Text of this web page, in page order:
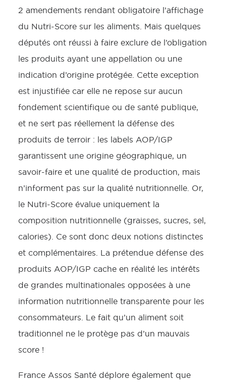
2 amendements rendant obligatoire l’affichage
du Nutri-Score sur les aliments. Mais quelques
députés ont réussi à faire exclure de l’obligation
les produits ayant une appellation ou une
indication d’origine protégée. Cette exception
est injustifiée car elle ne repose sur aucun
fondement scientifique ou de santé publique,
et ne sert pas réellement la défense des
produits de terroir : les labels AOP/IGP
garantissent une origine géographique, un
savoir-faire et une qualité de production, mais
n’informent pas sur la qualité nutritionnelle. Or,
le Nutri-Score évalue uniquement la
composition nutritionnelle (graisses, sucres, sel,
calories). Ce sont donc deux notions distinctes
et complémentaires. La prétendue défense des
produits AOP/IGP cache en réalité les intérêts
de grandes multinationales opposées à une
information nutritionnelle transparente pour les
consommateurs. Le fait qu’un aliment soit
traditionnel ne le protège pas d’un mauvais
score !
France Assos Santé déplore également que